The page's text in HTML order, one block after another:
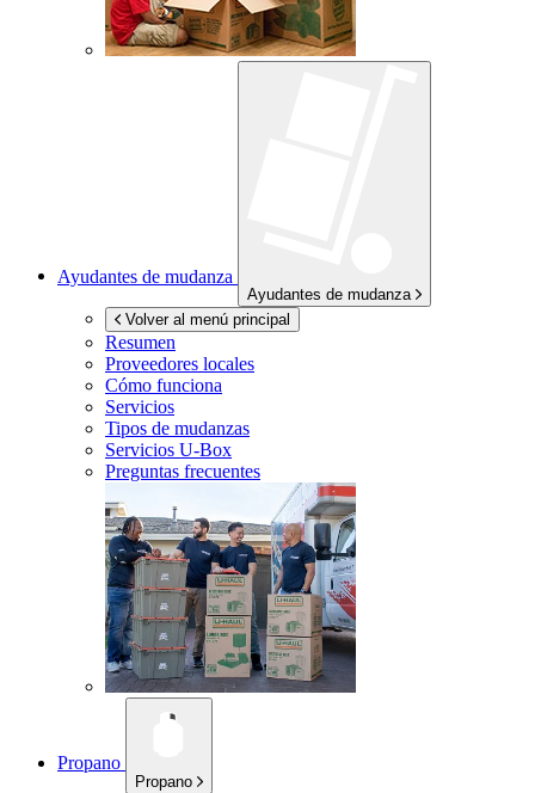
Ayudantes de mudanza
Ayudantes de mudanza
Volver al menú principal
Resumen
Proveedores locales
Cómo funciona
Servicios
Tipos de mudanzas
Servicios U-Box
Preguntas frecuentes
Propano
Propano